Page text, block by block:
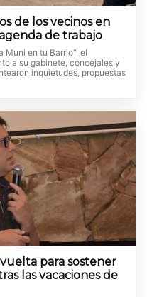
de los vecinos en
de trabajo
Muni en tu Barrio", el
a su gabinete, concejales y
inquietudes, propuestas
para sostener
las vacaciones de